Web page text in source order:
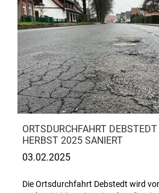
ORTSDURCHFAHRT
HERBST 2025 SANIERT
03.02.2025
Die Ortsdurchfahrt Debstedt wird